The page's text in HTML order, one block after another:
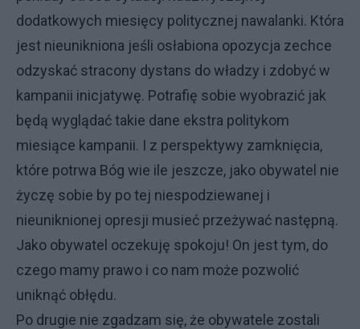
dodatkowych miesięcy politycznej nawalanki. Która
jest nieunikniona jeśli osłabiona opozycja zechce
odzyskać stracony dystans do władzy i zdobyć w
kampanii inicjatywę. Potrafię sobie wyobrazić jak
będą wyglądać takie dane ekstra politykom
miesiące kampanii. I z perspektywy zamknięcia,
które potrwa Bóg wie ile jeszcze, jako obywatel nie
życzę sobie by po tej niespodziewanej i
nieuniknionej opresji musieć przeżywać następną.
Jako obywatel oczekuję spokoju! On jest tym, do
czego mamy prawo i co nam może pozwolić
uniknąć obłędu.
Po drugie nie zgadzam się, że obywatele zostali